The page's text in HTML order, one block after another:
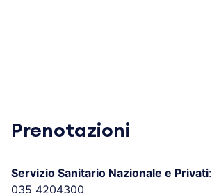
Prenotazioni
Servizio Sanitario Nazionale e Privati:
035 4204300